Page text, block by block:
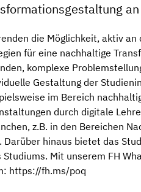
die Möglichkeit, aktiv
für eine nachhaltige
komplexe
Gestaltung der
im Bereich
durch digitale
z.B. in den Bereichen
hinaus bietet das
Mit unserem FH
https://fh.ms/poq